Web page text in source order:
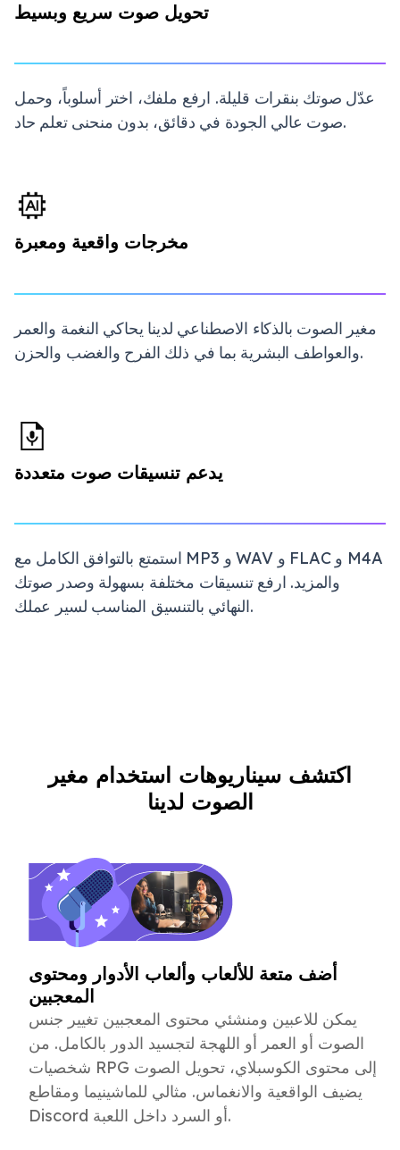
تحويل صوت سريع وبسيط
عدّل صوتك بنقرات قليلة. ارفع ملفك، اختر أسلوباً، وحمل
صوت عالي الجودة في دقائق، بدون منحنى تعلم حاد.
مخرجات واقعية ومعبرة
مغير الصوت بالذكاء الاصطناعي لدينا يحاكي النغمة والعمر
والعواطف البشرية بما في ذلك الفرح والغضب والحزن.
يدعم تنسيقات صوت متعددة
استمتع بالتوافق الكامل مع MP3 و WAV و FLAC و M4A
والمزيد. ارفع تنسيقات مختلفة بسهولة وصدر صوتك
النهائي بالتنسيق المناسب لسير عملك.
اكتشف سيناريوهات استخدام مغير
الصوت لدينا
أضف متعة للألعاب وألعاب الأدوار ومحتوى
المعجبين
يمكن للاعبين ومنشئي محتوى المعجبين تغيير جنس
الصوت أو العمر أو اللهجة لتجسيد الدور بالكامل. من
شخصيات RPG إلى محتوى الكوسبلاي، تحويل الصوت
يضيف الواقعية والانغماس. مثالي للماشينيما ومقاطع
Discord أو السرد داخل اللعبة.